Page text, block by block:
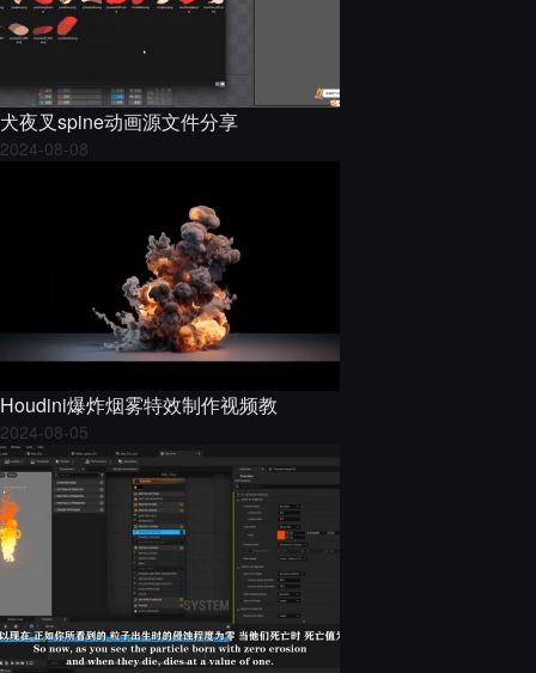
犬夜叉spine动画源文件分享
2024-08-08
Houdini爆炸烟雾特效制作视频教
2024-08-05